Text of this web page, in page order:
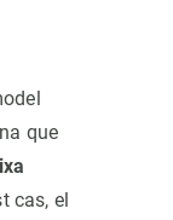
que
cas, el